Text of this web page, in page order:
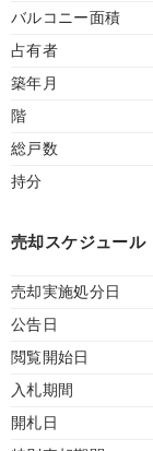
バルコニー面積
占有者
築年月
階
総戸数
持分
売却スケジュール
売却実施処分日
公告日
閲覧開始日
入札期間
開札日